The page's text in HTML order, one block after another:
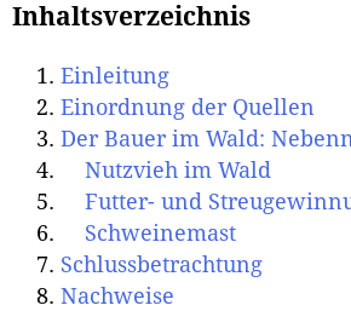
Inhaltsverzeichnis
Einleitung
Einordnung der Quellen
Der Bauer im Wald:
Nutzvieh im Wald
Futter- und
Schweinemast
Schlussbetrachtung
Nachweise